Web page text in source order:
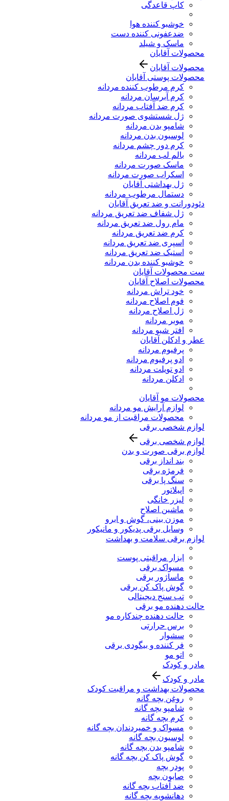
کاپ قاعدگی
خوشبو کننده هوا
ضدعفونی کننده دست
ماسک و شیلد
محصولات آقایان
محصولات آقایان
محصولات پوستی آقایان
کرم مرطوب کننده مردانه
کرم آبرسان مردانه
کرم ضد آفتاب مردانه
ژل شستشوی صورت مردانه
شامپو بدن مردانه
لوسیون بدن مردانه
کرم دور چشم مردانه
بالم لب مردانه
ماسک صورت مردانه
اسکراب صورت مردانه
ژل بهداشتی آقایان
دستمال مرطوب مردانه
دئودورانت و ضد تعریق آقایان
ژل شفاف ضد تعریق مردانه
مام رول ضد تعریق مردانه
کرم ضد تعریق مردانه
اسپری ضد تعریق مردانه
استیک ضد تعریق مردانه
خوشبو کننده بدن مردانه
ست محصولات آقایان
محصولات اصلاح آقایان
خود تراش مردانه
فوم اصلاح مردانه
ژل اصلاح مردانه
موبر مردانه
افتر شیو مردانه
عطر و ادکلن آقایان
پرفیوم مردانه
ادو پرفیوم مردانه
ادو تویلت مردانه
ادکلن مردانه
محصولات مو آقایان
لوازم آرایش مو مردانه
محصولات مراقبت از مو مردانه
لوازم شخصی برقی
لوازم شخصی برقی
لوازم برقی صورت و بدن
بند انداز برقی
فرمژه برقی
سنگ پا برقی
اپیلاتور
لیزر خانگی
ماشین اصلاح
موزن بینی، گوش و ابرو
وسایل برقی پدیکور و مانیکور
لوازم برقی سلامت و بهداشت
ابزار مراقبتی پوست
مسواک برقی
ماساژور برقی
گوش پاک کن برقی
تب سنج دیجیتالی
حالت دهنده مو برقی
حالت دهنده چندکاره مو
برس حرارتی
سشوار
فر کننده و بیگودی برقی
اتو مو
مادر و کودک
مادر و کودک
محصولات بهداشت و مراقبت کودک
روغن بچه گانه
شامپو بچه گانه
کرم بچه گانه
مسواک و خمیردندان بچه گانه
لوسیون بچه گانه
شامپو بدن بچه گانه
گوش پاک کن بچه گانه
پودر بچه
صابون بچه
ضد آفتاب بچه گانه
دهانشویه بچه گانه